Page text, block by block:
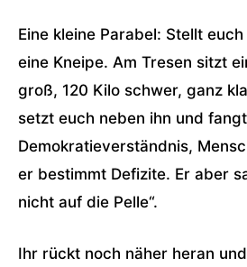
Eine kleine Parabel: Stellt
eine Kneipe. Am Tresen sitzt
groß, 120 Kilo schwer, ganz
setzt euch neben ihn und
Demokratieverständnis,
er bestimmt Defizite. Er aber
nicht auf die Pelle“.
Ihr rückt noch näher heran